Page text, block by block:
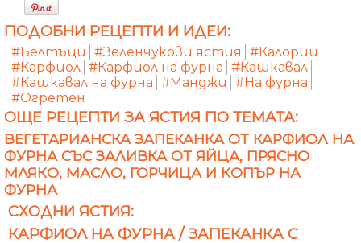
ПОДОБНИ РЕЦЕПТИ И ИДЕИ:
#Белтъци #Зеленчукови ястия
#Калории
#Карфиол #Карфиол на фурна #Кашкавал
#Кашкавал на фурна #Манджи
#На фурна
#Огретен
ОЩЕ РЕЦЕПТИ ЗА ЯСТИЯ ПО ТЕМАТА:
ВЕГЕТАРИАНСКА ЗАПЕКАНКА ОТ КАРФИОЛ НА
ФУРНА СЪС ЗАЛИВКА ОТ ЯЙЦА, ПРЯСНО
МЛЯКО, МАСЛО, ГОРЧИЦА И КОПЪР НА
ФУРНА
СХОДНИ ЯСТИЯ:
КАРФИОЛ НА ФУРНА / ЗАПЕКАНКА С